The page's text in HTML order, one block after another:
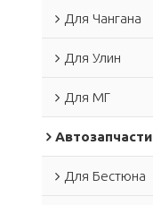
Для Чангана
Для Улин
Для МГ
Автозапчасти
Для Бестюна